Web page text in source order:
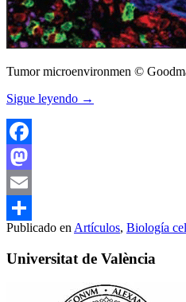
Tumor microenvironmen ©
Sigue leyendo →
Facebook
Mastodon
Email
Compartir
Publicado en Artículos, Biología
Universitat de València